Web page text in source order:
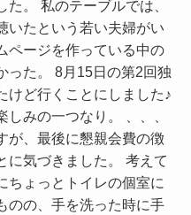
。 私のテーブルでは、
いたという若い夫婦がい
ページを作っている中の
った。 8月15日の第2回独
けど行くことにしました♪
みの一つなり。 、、、
が、最後に懇親会費の徴
に気づきました。 考えて
ちょっとトイレの個室に
のの、手を洗った時に手